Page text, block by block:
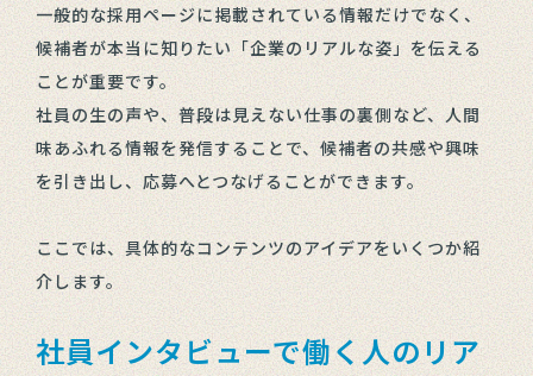
一般的な採用ページに掲載されている情報だけでなく、
候補者が本当に知りたい「企業のリアルな姿」を伝える
ことが重要です。
社員の生の声や、普段は見えない仕事の裏側など、人間
味あふれる情報を発信することで、候補者の共感や興味
を引き出し、応募へとつなげることができます。
ここでは、具体的なコンテンツのアイデアをいくつか紹
介します。
社員インタビューで働く人のリア